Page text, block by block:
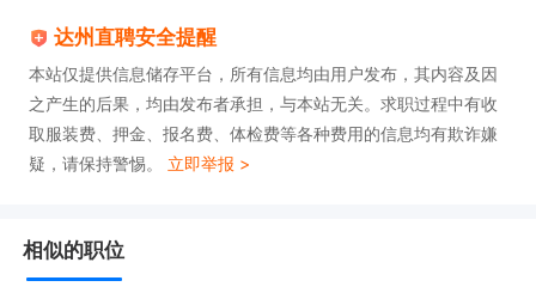
达州直聘安全提醒
本站仅提供信息储存平台，所有信息均由用户发布，其内容及因
之产生的后果，均由发布者承担，与本站无关。求职过程中有收
取服装费、押金、报名费、体检费等各种费用的信息均有欺诈嫌
疑，请保持警惕。 立即举报 >
相似的职位